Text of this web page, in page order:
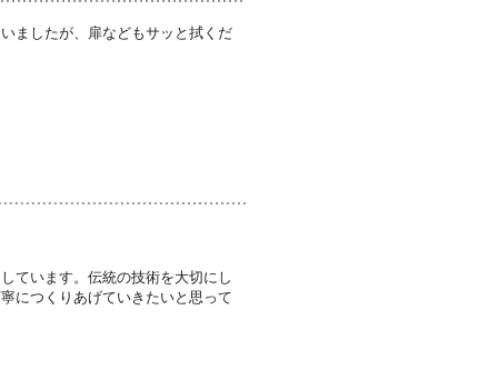
ましたが、扉などもサッと拭くだ
ています。伝統の技術を大切にし
につくりあげていきたいと思って